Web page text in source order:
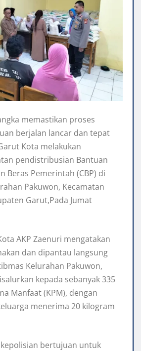
memastikan proses
berjalan lancar dan tepat
Kota melakukan
pendistribusian Bantuan
Beras Pemerintah (CBP) di
Pakuwon, Kecamatan
Garut,Pada Jumat
AKP Zaenuri mengatakan
dan dipantau langsung
Kelurahan Pakuwon,
kepada sebanyak 335
Manfaat (KPM), dengan
menerima 20 kilogram
bertujuan untuk